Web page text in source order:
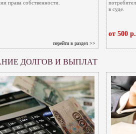
права собственности.
перейти в раздел >>
в суде.
от 500 р.
ДОЛГОВ И ВЫПЛАТ